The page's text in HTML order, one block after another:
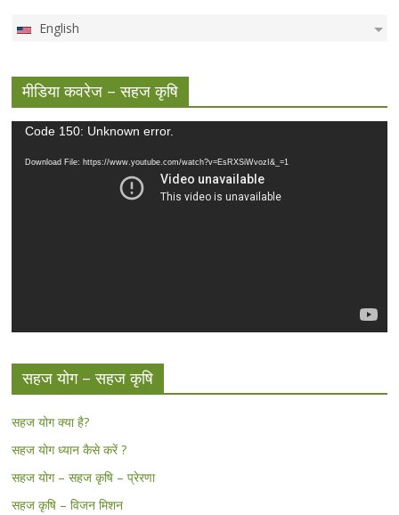
English
मीडिया कवरेज – सहज कृषि
Video
Code 150: Unknown error.
Download File: https://www.youtube.com/watch?v=EsRXSiWvozI&_=1
सहज योग – सहज कृषि
सहज योग क्या है?
सहज योग ध्यान कैसे करें ?
सहज योग – सहज कृषि – प्रेरणा
सहज कृषि – विजन मिशन